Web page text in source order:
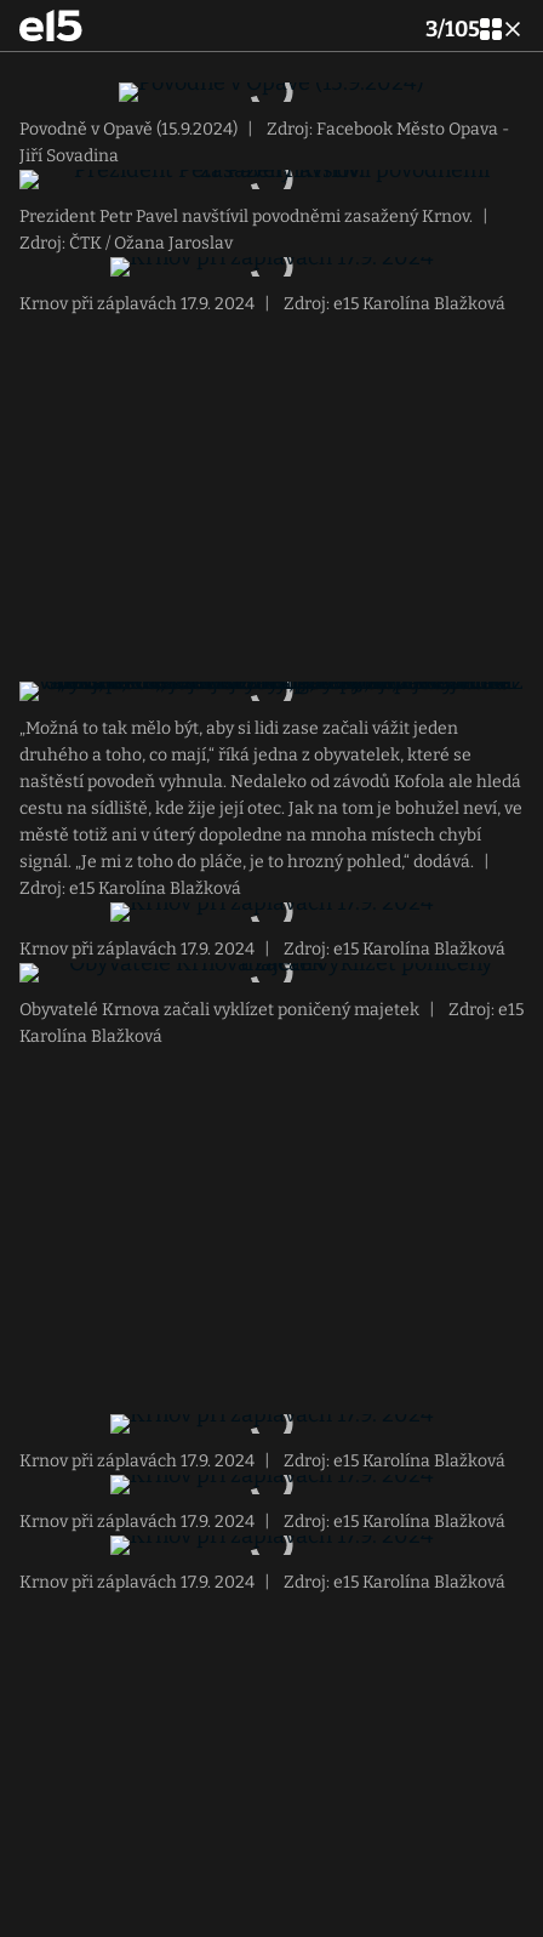
3/105
Povodně v Opavě (15.9.2024)
Zdroj: Facebook Město Opava -
Jiří Sovadina
Prezident Petr Pavel navštívil povodněmi zasažený Krnov.
Zdroj: ČTK / Ožana Jaroslav
Krnov při záplavách 17.9. 2024 Zdroj: e15 Karolína Blažková
„Možná to tak mělo být, aby si lidi zase začali vážit jeden
druhého a toho, co mají,“ říká jedna z obyvatelek, které se
naštěstí povodeň vyhnula. Nedaleko od závodů Kofola ale hledá
cestu na sídliště, kde žije její otec. Jak na tom je bohužel neví, ve
městě totiž ani v úterý dopoledne na mnoha místech chybí
signál. „Je mi z toho do pláče, je to hrozný pohled,“ dodává.
Zdroj: e15 Karolína Blažková
Krnov při záplavách 17.9. 2024 Zdroj: e15 Karolína Blažková
Obyvatelé Krnova začali vyklízet poničený majetek
Zdroj: e15
Karolína Blažková
Krnov při záplavách 17.9. 2024 Zdroj: e15 Karolína Blažková
Krnov při záplavách 17.9. 2024 Zdroj: e15 Karolína Blažková
Krnov při záplavách 17.9. 2024 Zdroj: e15 Karolína Blažková